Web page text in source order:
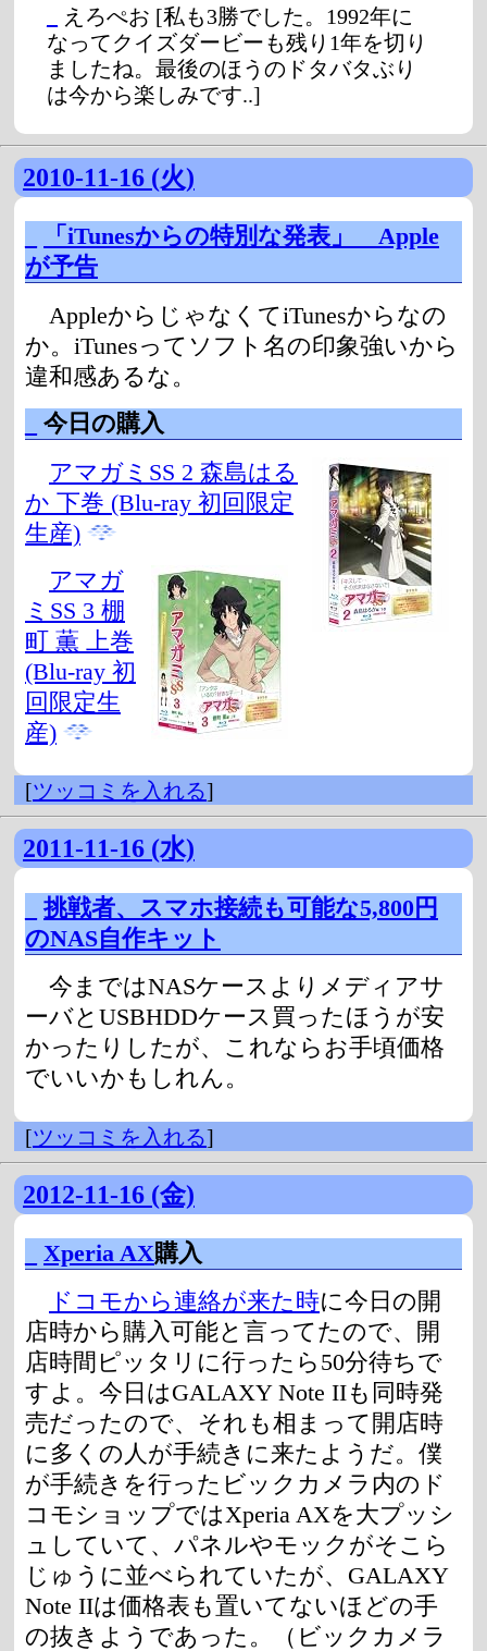
えろぺお [私も3勝でした。1992年に
なってクイズダービーも残り1年を切り
ましたね。最後のほうのドタバタぶり
は今から楽しみです..]
2010-11-16 (火)
「iTunesからの特別な発表」 Apple
が予告
AppleからじゃなくてiTunesからなの
か。iTunesってソフト名の印象強いから
違和感あるな。
今日の購入
アマガミSS 2 森島はる
か 下巻 (Blu-ray 初回限定
生産)
アマガ
ミSS 3 棚
町 薫 上巻
(Blu-ray 初
回限定生
産)
[ツッコミを入れる]
2011-11-16 (水)
挑戦者、スマホ接続も可能な5,800円
のNAS自作キット
今まではNASケースよりメディアサ
ーバとUSBHDDケース買ったほうが安
かったりしたが、これならお手頃価格
でいいかもしれん。
[ツッコミを入れる]
2012-11-16 (金)
Xperia AX購入
ドコモから連絡が来た時に今日の開
店時から購入可能と言ってたので、開
店時間ピッタリに行ったら50分待ちで
すよ。今日はGALAXY Note IIも同時発
売だったので、それも相まって開店時
に多くの人が手続きに来たようだ。僕
が手続きを行ったビックカメラ内のド
コモショップではXperia AXを大プッシ
ュしていて、パネルやモックがそこら
じゅうに並べられていたが、GALAXY
Note IIは価格表も置いてないほどの手
の抜きようであった。（ビックカメラ